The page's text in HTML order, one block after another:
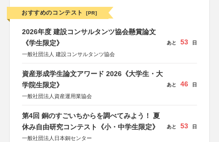
おすすめのコンテスト [PR]
2026年度 建設コンサルタンツ協会懸賞論文
《学生限定》
一般社団法人 建設コンサルタンツ協会
あと 53 日
資産形成学生論文アワード 2026《大学生・大
学院生限定》
一般社団法人資産運用業協会
あと 46 日
第4回 銅のすごいちからを調べてみよう！ 夏
休み自由研究コンテスト《小・中学生限定》
一般社団法人日本銅センター
あと 53 日